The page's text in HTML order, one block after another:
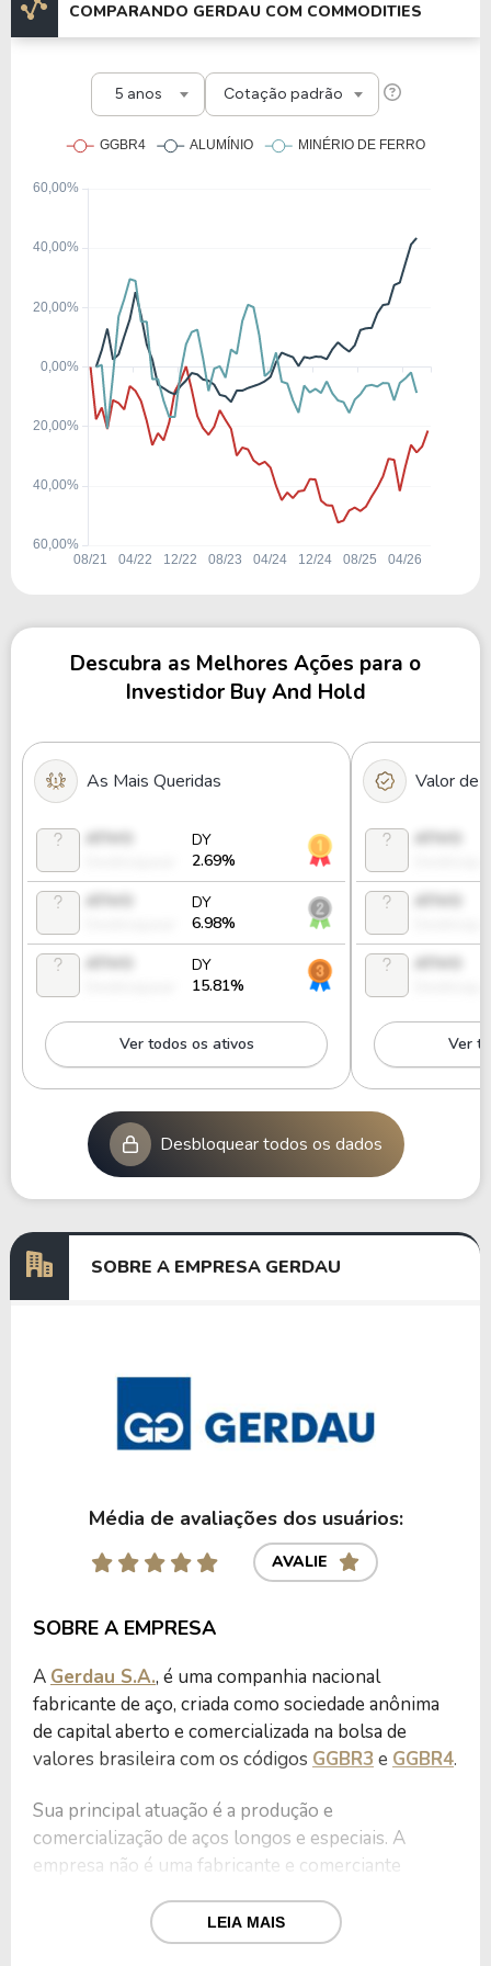
COMPARANDO GERDAU COM COMMODITIES
5 anos Cotação padrão
Descubra as Melhores Ações para o
Investidor Buy And Hold
As Mais Queridas
DY
2.69%
DY
6.98%
DY
15.81%
Ver todos os ativos
Valor de
Ver
Desbloquear todos os dados
SOBRE A EMPRESA GERDAU
Média de avaliações dos usuários:
AVALIE
SOBRE A EMPRESA
A Gerdau S.A., é uma companhia nacional
fabricante de aço, criada como sociedade anônima
de capital aberto e comercializada na bolsa de
valores brasileira com os códigos GGBR3 e GGBR4.
Sua principal atuação é a produção e
comercialização de aços longos e especiais. A
empresa não é uma fabricante e comerciante
maiores companhias nacionais, além de se
caracterizar também como a principal fornecedora
LEIA MAIS